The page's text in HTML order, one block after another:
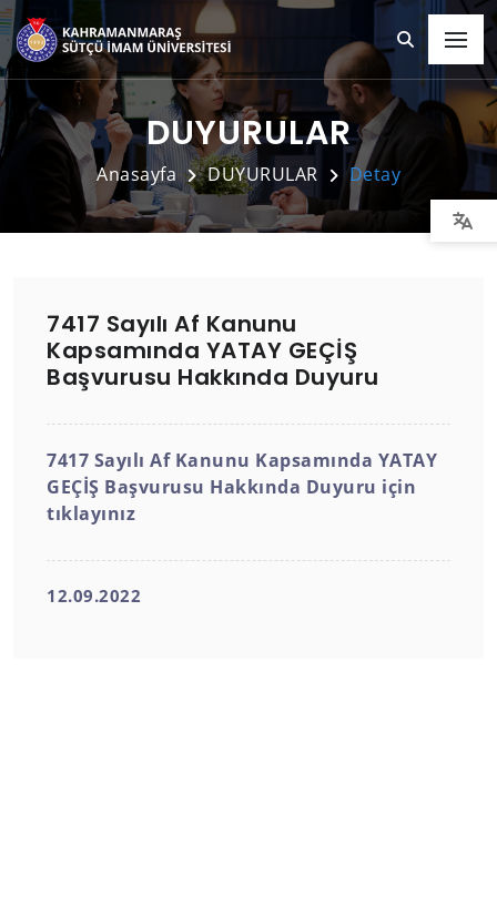
DUYURULAR
Anasayfa DUYURULAR Detay
7417 Sayılı Af Kanunu
Kapsamında YATAY GEÇİŞ
Başvurusu Hakkında Duyuru
7417 Sayılı Af Kanunu Kapsamında YATAY
GEÇİŞ Başvurusu Hakkında Duyuru için
tıklayınız
12.09.2022